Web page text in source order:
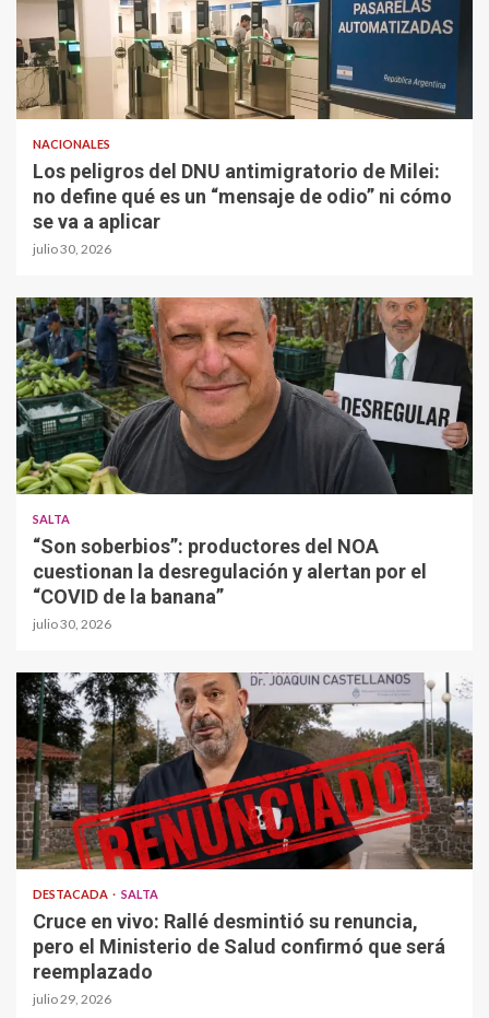
NACIONALES
Los peligros del DNU antimigratorio de Milei:
no define qué es un “mensaje de odio” ni cómo
se va a aplicar
julio 30, 2026
SALTA
“Son soberbios”: productores del NOA
cuestionan la desregulación y alertan por el
“COVID de la banana”
julio 30, 2026
DESTACADA SALTA
Cruce en vivo: Rallé desmintió su renuncia,
pero el Ministerio de Salud confirmó que será
reemplazado
julio 29, 2026